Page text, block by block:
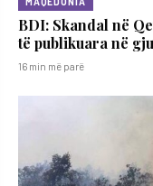
BDI: Skandal në
të publikuara në
16 min më parë